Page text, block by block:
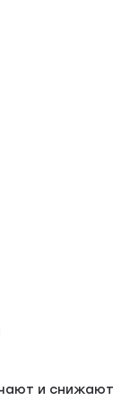
и снижают